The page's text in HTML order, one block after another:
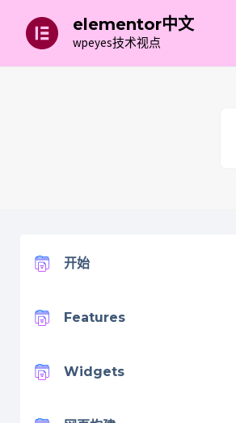
elementor中文
wpeyes技术视点
开始
Features
Widgets